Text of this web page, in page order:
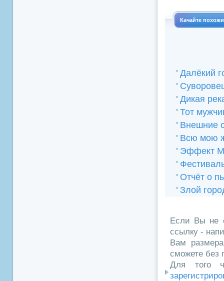
Качайте
Далёкий
Дикая
Тот
Внешние
Всю мою
Эффект
Отчёт о
Злой
Если Вы не
ссылку -
Вам
сможете без
Для того